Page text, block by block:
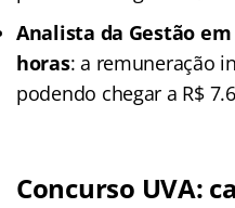
Analista da Gestão
horas: a remuneração
podendo chegar a R$
Concurso UVA: